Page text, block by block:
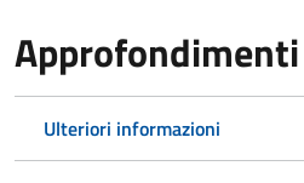
Approfondimenti
Ulteriori informazioni